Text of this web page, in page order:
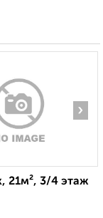
›
21м², 3/4 этаж